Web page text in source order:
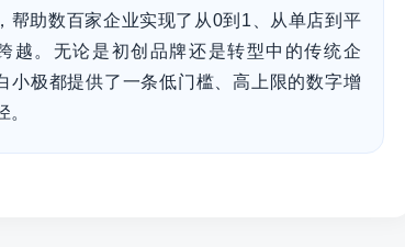
帮助数百家企业实现了从0到1、从单店到平
越。无论是初创品牌还是转型中的传统企
小极都提供了一条低门槛、高上限的数字增
。